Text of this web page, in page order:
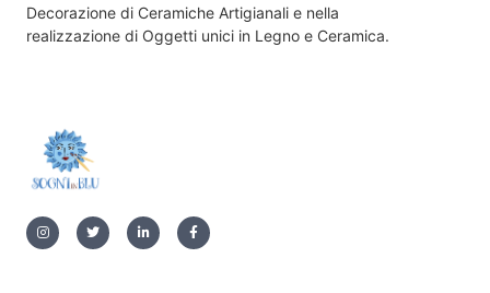
Decorazione di Ceramiche Artigianali e nella
realizzazione di Oggetti unici in Legno e Ceramica.